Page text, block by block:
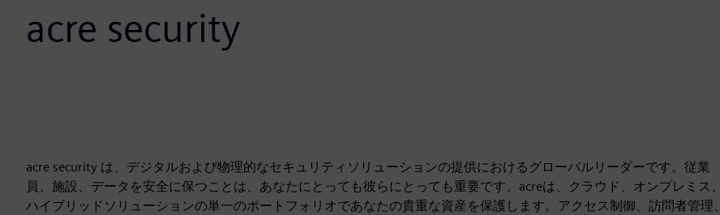
acre security
acre security は、デジタルおよび物理的なセキュリティソリューションの提供におけるグローバルリーダーです。従業
員、施設、データを安全に保つことは、あなたにとっても彼らにとっても重要です。acreは、クラウド、オンプレミス、
ハイブリッドソリューションの単一のポートフォリオであなたの貴重な資産を保護します。アクセス制御、訪問者管理、